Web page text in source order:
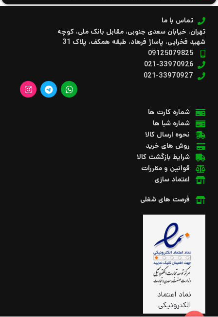
تماس با ما
تهران، خیابان سعدی جنوبی، مقابل بانک ملی، کوچه
شهید فخرایی، پاساژ فرهاد، طبقه همکف، پلاک 31
09125079825
021-33970926
021-33970927
شماره کارت ها
شماره شبا ها
نحوه ارسال کالا
روش های خرید
شرایط بازگشت کالا
قوانین و مقررات
اعتماد سازی
فرصت های شغلی
نماد اعتماد
الکترونیکی